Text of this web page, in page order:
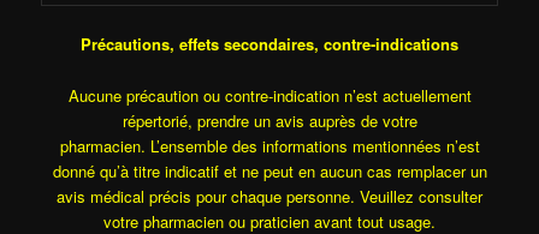
Précautions, effets secondaires, contre-indications
Aucune précaution ou contre-indication n’est actuellement
répertorié, prendre un avis auprès de votre
pharmacien. L’ensemble des informations mentionnées n’est
donné qu’à titre indicatif et ne peut en aucun cas remplacer un
avis médical précis pour chaque personne. Veuillez consulter
votre pharmacien ou praticien avant tout usage.